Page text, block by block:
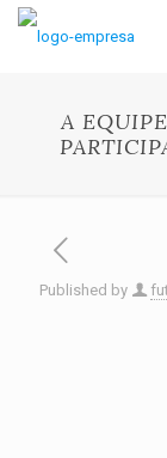
A
Published by